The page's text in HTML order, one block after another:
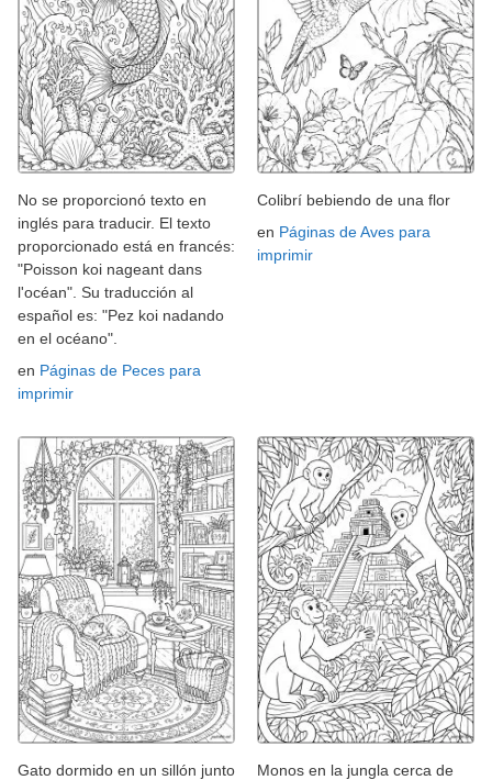
No se proporcionó texto en
inglés para traducir. El texto
proporcionado está en francés:
"Poisson koi nageant dans
l'océan". Su traducción al
español es: "Pez koi nadando
en el océano".
en Páginas de Peces para
imprimir
Colibrí bebiendo de una flor
en Páginas de Aves para
imprimir
Gato dormido en un sillón junto
Monos en la jungla cerca de